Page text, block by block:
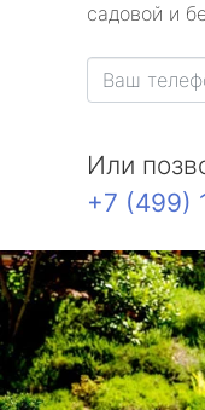
садовой и
Или
+7 (499)